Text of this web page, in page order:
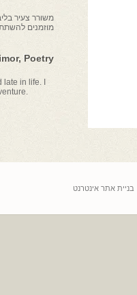
משורר צעיר
מוזמנים
Poetry
in life. I
בניית אתר אינטרנט